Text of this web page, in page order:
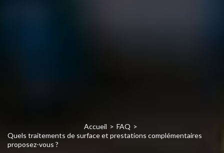
Accueil
FAQ
Quels traitements de surface et prestations complémentaires
proposez-vous ?